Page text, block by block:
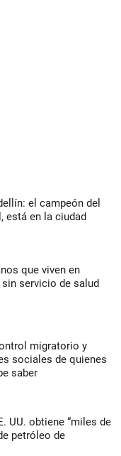
el campeón del
está en la ciudad
que viven en
servicio de salud
migratorio y
sociales de quienes
saber
UU. obtiene “miles de
petróleo de